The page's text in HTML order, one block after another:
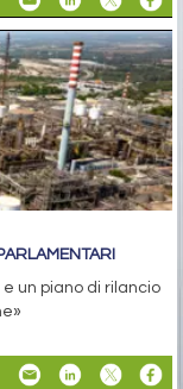
un piano di rilancio